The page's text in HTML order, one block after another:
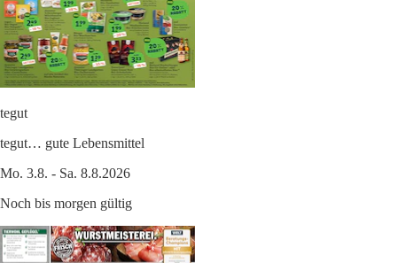
tegut
tegut… gute Lebensmittel
Mo. 3.8. - Sa. 8.8.2026
Noch bis morgen gültig